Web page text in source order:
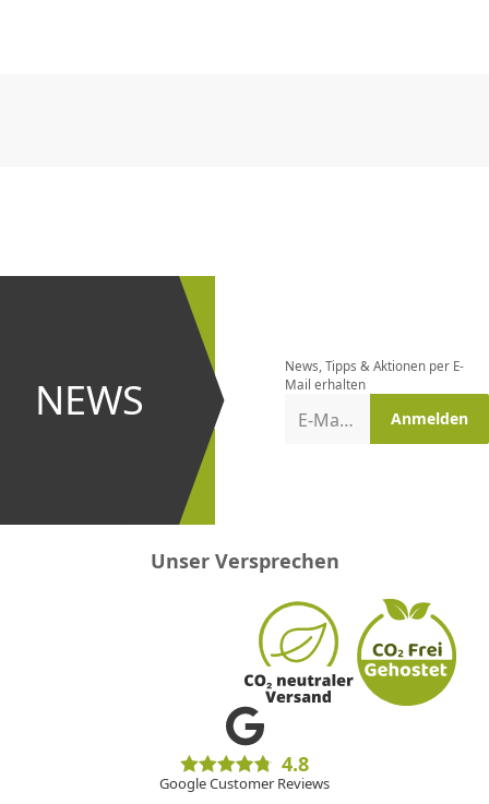
NEWS
und bei
Aktionen
News, Tipps & Aktionen per E-
Mail erhalten
E-Mail-Adresse Anmelden
Unser Versprechen
4.8
Google Customer Reviews